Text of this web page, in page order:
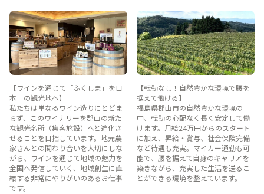
【ワインを通じて「ふくしま」を日
本一の観光地へ】
私たちは単なるワイン造りにとどま
らず、このワイナリーを郡山の新た
な観光名所（集客施設）へと進化さ
せることを目指しています。地元農
家さんとの関わり合いを大切にしな
がら、ワインを通じて地域の魅力を
全国へ発信していく、地域創生に直
結する非常にやりがいのあるお仕事
です。
【転勤なし！自然豊かな環境で腰を
据えて働ける】
福島県郡山市の自然豊かな環境の
中、転勤の心配なく長く安定して働
けます。月給24万円からのスタート
に加え、昇給・賞与、社会保険完備
など待遇も充実。マイカー通勤も可
能で、腰を据えて自身のキャリアを
築きながら、充実した生活を送るこ
とができる環境を整えています。